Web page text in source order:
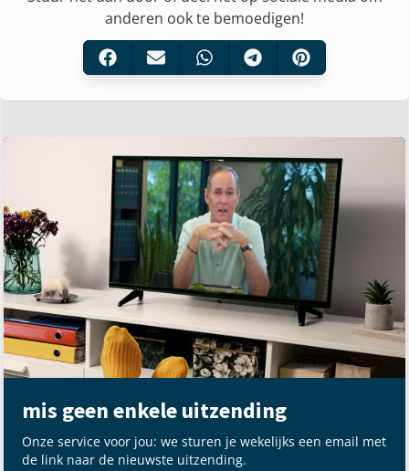
anderen ook te bemoedigen!
mis geen enkele uitzending
Onze service voor jou: we sturen je wekelijks een email met
de link naar de nieuwste uitzending.